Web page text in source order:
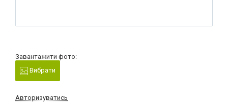
Завантажити фото:
Вибрати
Авторизуватись